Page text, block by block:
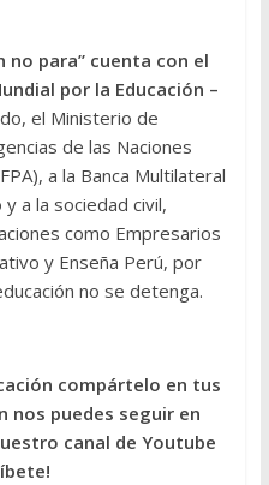
no para” cuenta con el
por la Educación –
el Ministerio de
de las Naciones
a la Banca Multilateral
a la sociedad civil,
como Empresarios
y Enseña Perú, por
no se detenga.
compártelo en tus
nos puedes seguir en
canal de Youtube